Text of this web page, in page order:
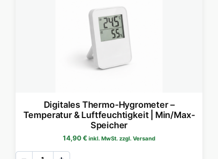
Digitales Thermo-Hygrometer –
Temperatur & Luftfeuchtigkeit | Min/Max-
Speicher
14,90€ inkl. MwSt. zzgl. Versand